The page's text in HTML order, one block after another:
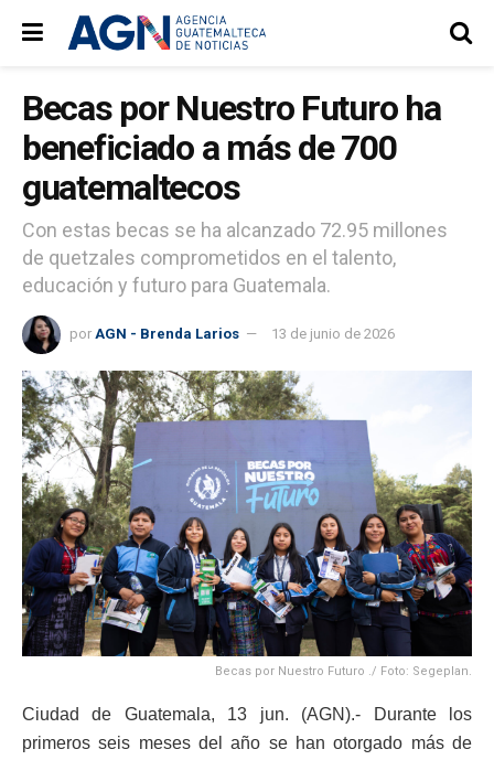
Becas por Nuestro Futuro ha
beneficiado a más de 700
guatemaltecos
Con estas becas se ha alcanzado 72.95 millones
de quetzales comprometidos en el talento,
educación y futuro para Guatemala.
por AGN - Brenda Larios 13 de junio de 2026
Becas por Nuestro Futuro ./ Foto: Segeplan.
Ciudad de Guatemala, 13 jun. (AGN).- Durante los
primeros seis meses del año se han otorgado más de